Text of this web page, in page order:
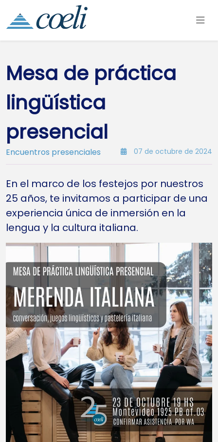
Mesa de práctica
lingüística
presencial
Encuentros presenciales 07 de octubre de 2024
En el marco de los festejos por nuestros
25 años, te invitamos a participar de una
experiencia única de inmersión en la
lengua y la cultura italiana.